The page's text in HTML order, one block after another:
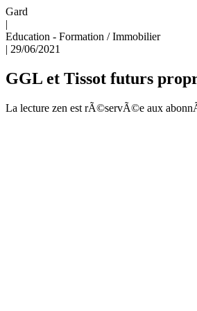
Gard
|
Education - Formation /Immobilier
| 29/06/2021
GGL et Tissot futurs
La lecture zen est rÃ©servÃ©e aux